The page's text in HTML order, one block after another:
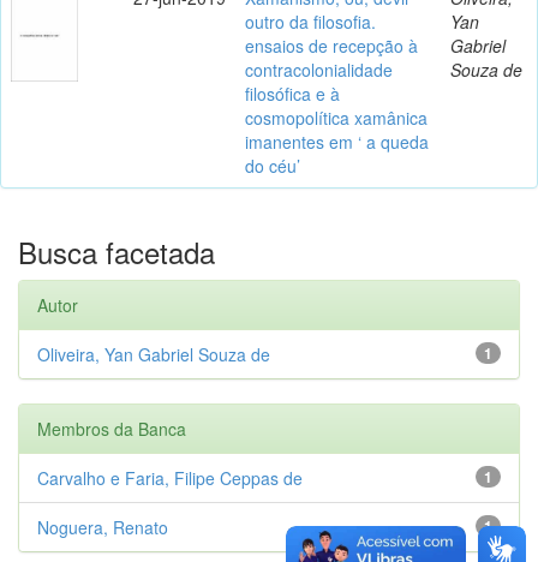
outro da filosofia.
ensaios de recepção à
contracolonialidade
filosófica e à
cosmopolítica xamânica
imanentes em ‘ a queda
do céu’
Yan
Gabriel
Souza de
Busca facetada
Autor
1
Oliveira, Yan Gabriel Souza de
Membros da Banca
1
Carvalho e Faria, Filipe Ceppas de
1
Noguera, Renato